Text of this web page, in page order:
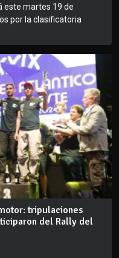
este martes 19 de
por la clasificatoria
tripulaciones
del Rally del